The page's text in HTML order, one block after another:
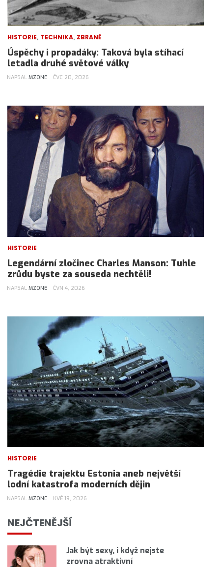
HISTORIE, TECHNIKA, ZBRANĚ
Úspěchy i propadáky: Taková byla stíhací
letadla druhé světové války
NAPSAL MZONE ČVC 20, 2026
HISTORIE
Legendární zločinec Charles Manson: Tuhle
zrůdu byste za souseda nechtěli!
NAPSAL MZONE ČVN 4, 2026
HISTORIE
Tragédie trajektu Estonia aneb největší
lodní katastrofa moderních dějin
NAPSAL MZONE KVĚ 19, 2026
NEJČTENĚJŠÍ
Jak být sexy, i když nejste
zrovna atraktivní